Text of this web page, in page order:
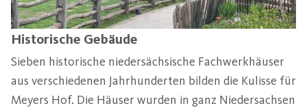
Historische Gebäude
Sieben historische niedersächsische Fachwerkhäuser
aus verschiedenen Jahrhunderten bilden die Kulisse für
Meyers Hof. Die Häuser wurden in ganz Niedersachsen